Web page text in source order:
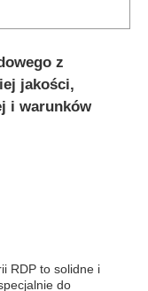
z
jakości,
i warunków
RDP to solidne i
do